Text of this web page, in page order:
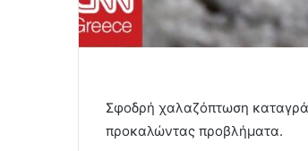
Σφοδρή χαλαζόπτωση
προκαλώντας προβλήματα.